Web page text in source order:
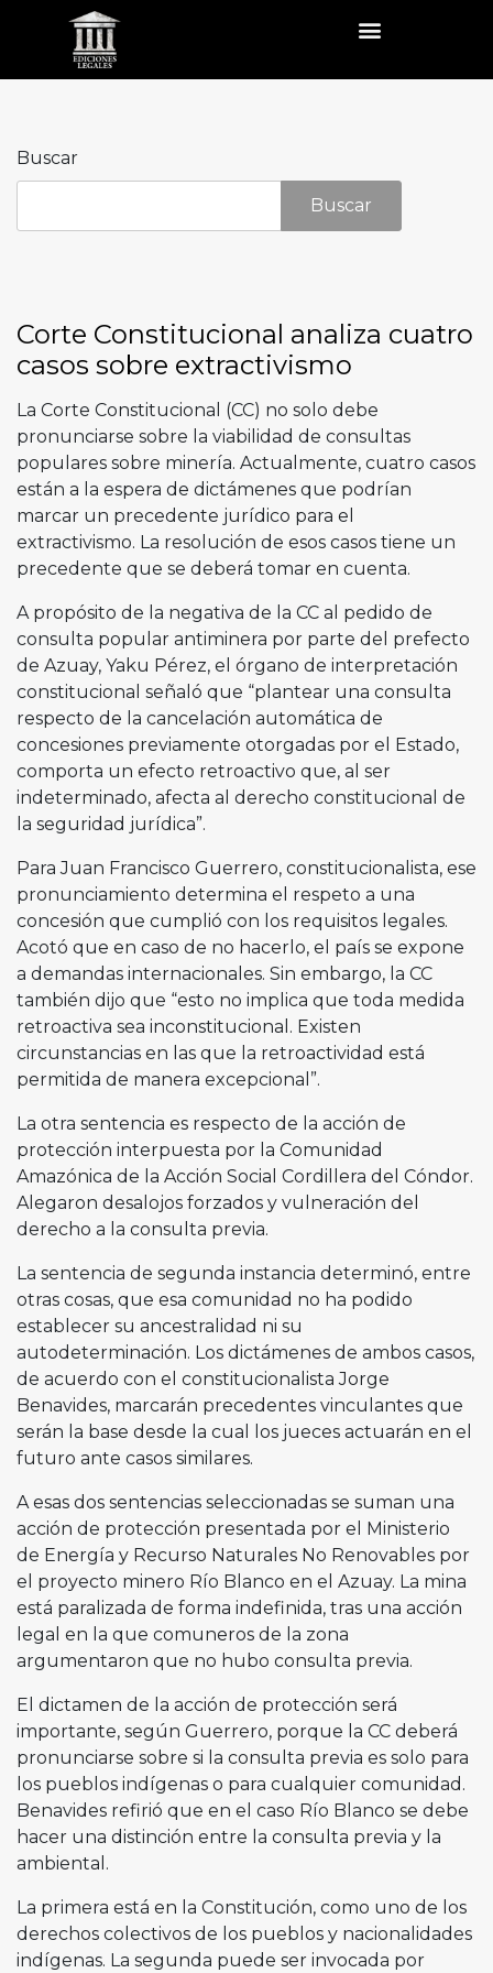
Buscar
Buscar
Corte Constitucional analiza cuatro
casos sobre extractivismo
La Corte Constitucional (CC) no solo debe
pronunciarse sobre la viabilidad de consultas
populares sobre minería. Actualmente, cuatro casos
están a la espera de dictámenes que podrían
marcar un precedente jurídico para el
extractivismo. La resolución de esos casos tiene un
precedente que se deberá tomar en cuenta.
A propósito de la negativa de la CC al pedido de
consulta popular antiminera por parte del prefecto
de Azuay, Yaku Pérez, el órgano de interpretación
constitucional señaló que “plantear una consulta
respecto de la cancelación automática de
concesiones previamente otorgadas por el Estado,
comporta un efecto retroactivo que, al ser
indeterminado, afecta al derecho constitucional de
la seguridad jurídica”.
Para Juan Francisco Guerrero, constitucionalista, ese
pronunciamiento determina el respeto a una
concesión que cumplió con los requisitos legales.
Acotó que en caso de no hacerlo, el país se expone
a demandas internacionales. Sin embargo, la CC
también dijo que “esto no implica que toda medida
retroactiva sea inconstitucional. Existen
circunstancias en las que la retroactividad está
permitida de manera excepcional”.
La otra sentencia es respecto de la acción de
protección interpuesta por la Comunidad
Amazónica de la Acción Social Cordillera del Cóndor.
Alegaron desalojos forzados y vulneración del
derecho a la consulta previa.
La sentencia de segunda instancia determinó, entre
otras cosas, que esa comunidad no ha podido
establecer su ancestralidad ni su
autodeterminación. Los dictámenes de ambos casos,
de acuerdo con el constitucionalista Jorge
Benavides, marcarán precedentes vinculantes que
serán la base desde la cual los jueces actuarán en el
futuro ante casos similares.
A esas dos sentencias seleccionadas se suman una
acción de protección presentada por el Ministerio
de Energía y Recurso Naturales No Renovables por
el proyecto minero Río Blanco en el Azuay. La mina
está paralizada de forma indefinida, tras una acción
legal en la que comuneros de la zona
argumentaron que no hubo consulta previa.
El dictamen de la acción de protección será
importante, según Guerrero, porque la CC deberá
pronunciarse sobre si la consulta previa es solo para
los pueblos indígenas o para cualquier comunidad.
Benavides refirió que en el caso Río Blanco se debe
hacer una distinción entre la consulta previa y la
ambiental.
La primera está en la Constitución, como uno de los
derechos colectivos de los pueblos y nacionalidades
indígenas. La segunda puede ser invocada por